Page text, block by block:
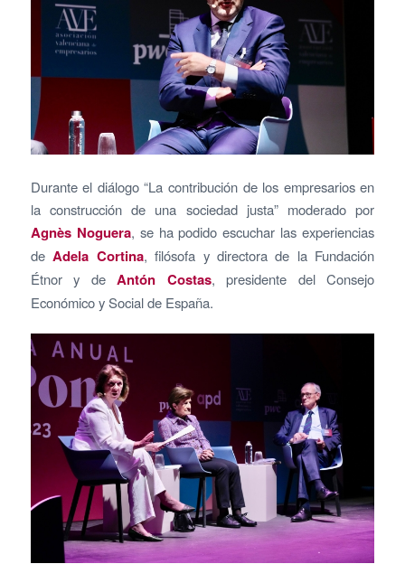
Durante el diálogo “La contribución de los empresarios en
la construcción de una sociedad justa” moderado por
Agnès Noguera, se ha podido escuchar las experiencias
deAdela Cortina, filósofa y directora de la Fundación
Étnor y deAntón Costas, presidente del Consejo
Económico y Social de España.